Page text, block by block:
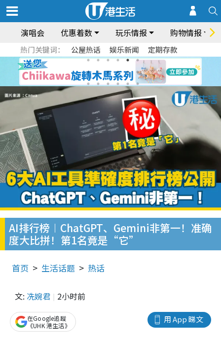
演唱会 优惠着数 玩乐情报 购物情报
热门关键词： 公屋热话 娱乐新闻 定期存款
AI排行榜︱ChatGPT、Gemini非第一！准确
度大比拼！第1名竟是“它”
首页 生活话题 热话
文: 冼婉君 2小时前
用 App 睇文
在Google追蹤
《UHK 港生活》